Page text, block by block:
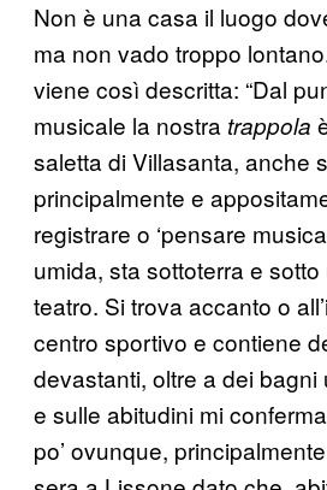
Non è una casa il luogo
ma non vado troppo
viene così descritta: “Dal
musicale la nostra trappola
saletta di Villasanta, anche
principalmente e
registrare o ‘pensare
umida, sta sottoterra e
teatro. Si trova accanto o
centro sportivo e contiene
devastanti, oltre a dei bagni
e sulle abitudini mi
po’ ovunque,